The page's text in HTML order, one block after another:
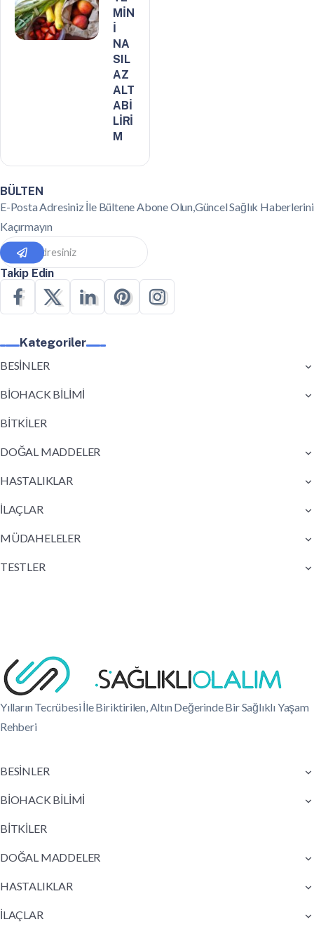
MİN
İ
NA
SIL
AZ
ALT
ABİ
LİRİ
M
BÜLTEN
E-Posta Adresiniz İle Bültene Abone Olun,Güncel Sağlık Haberlerini
Kaçırmayın
Takip Edin
Kategoriler
BESİNLER
BİOHACK BİLİMİ
BİTKİLER
DOĞAL MADDELER
HASTALIKLAR
İLAÇLAR
MÜDAHELELER
TESTLER
Yılların Tecrübesi İle Biriktirilen, Altın Değerinde Bir Sağlıklı Yaşam
Rehberi
BESİNLER
BİOHACK BİLİMİ
BİTKİLER
DOĞAL MADDELER
HASTALIKLAR
İLAÇLAR